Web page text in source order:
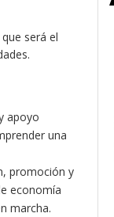
será el
apoyo
una
promoción y
economía
marcha.